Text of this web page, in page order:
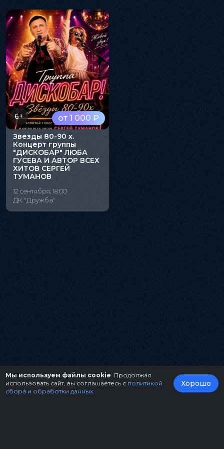
от 1 000 ₽
6+
Звезды 80-90 х.
Концерт группы
"ДИСКОБАР" ЛЮБА
ГУСЕВА И АВТОР ВСЕХ
ХИТОВ СЕРГЕЙ
ТУМАНОВ
12 сентября, 18:00
ДК "Дружба"
Мы используем файлы cookie . Продолжая
использовать сайт, вы соглашаетесь с политикой
сбора и обработки данных
Хорошо